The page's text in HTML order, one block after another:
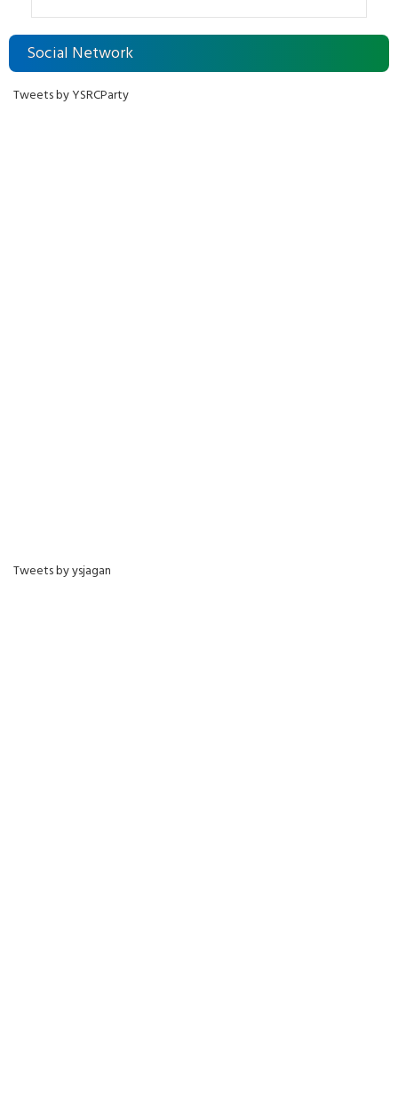
Social Network
Tweets by YSRCParty
Tweets by ysjagan